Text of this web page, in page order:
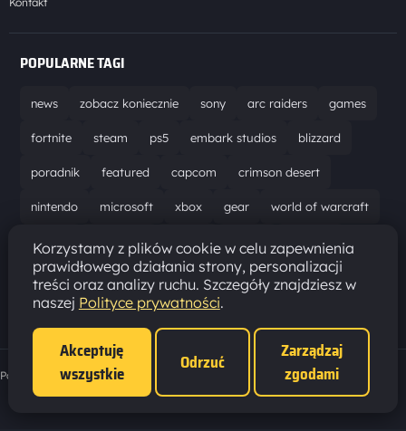
POPULARNE TAGI
news zobacz koniecznie sony arc raiders games
fortnite steam ps5 embark studios blizzard
poradnik featured capcom crimson desert
nintendo microsoft xbox gear world of warcraft
solucja marathon ubisoft bungie recenzja
resident evil requiem gaming aktualizacja pc
epic games hytale
Polityka prywatności ·
Korzystamy z plików cookie w celu zapewnienia
prawidłowego działania strony, personalizacji
treści oraz analizy ruchu. Szczegóły znajdziesz w
naszej Polityce prywatności.
Akceptuję
wszystkie
Odrzuć
Zarządzaj
zgodami